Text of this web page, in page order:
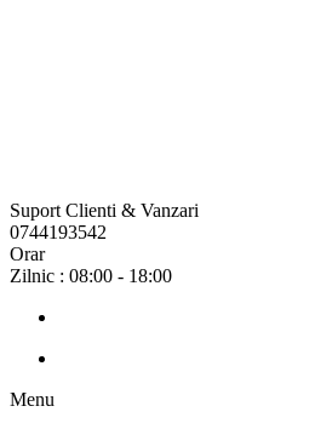
Suport Clienti & Vanzari
0744193542
Orar
Zilnic : 08:00 - 18:00
Menu